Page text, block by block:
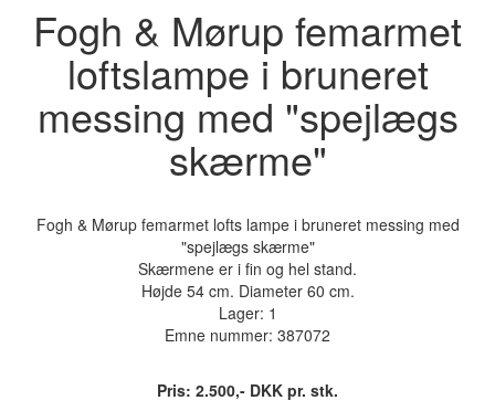
Fogh & Mørup femarmet
loftslampe i bruneret
messing med "spejlægs
skærme"
Fogh & Mørup femarmet lofts lampe i bruneret messing med
"spejlægs skærme"
Skærmene er i fin og hel stand.
Højde 54 cm. Diameter 60 cm.
Lager: 1
Emne nummer: 387072
Pris: 2.500,- DKK pr. stk.